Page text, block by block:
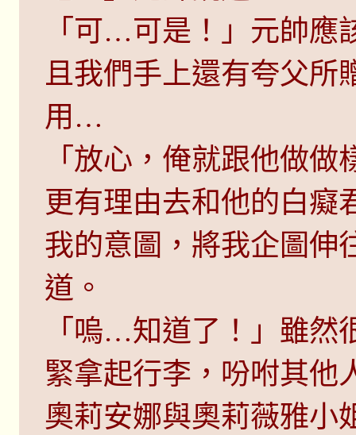
「可…可是！」元帥應
且我們手上還有夸父所
用…
「放心，俺就跟他做
更有理由去和他的白癡
我的意圖，將我企圖伸
道。
「嗚…知道了！」雖然
緊拿起行李，吩咐其他
奧莉安娜與奧莉薇雅小